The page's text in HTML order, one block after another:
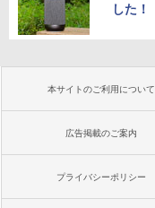
した！
本サイトのご利用について
広告掲載のご案内
プライバシーポリシー